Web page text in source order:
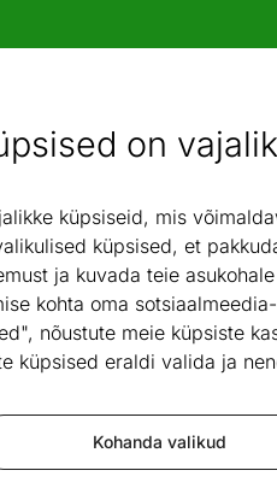
on
küpsiseid, mis
küpsised, et
ja kuvada teie
kohta oma
nõustute meie küpsiste
küpsised eraldi valida ja
Kohanda valikud
ja sisustus - ON24